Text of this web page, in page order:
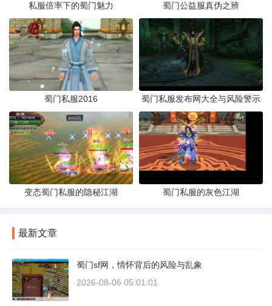
私服倍率下的蜀门魅力 蜀门公益服真伪之辨
蜀门私服2016 蜀门私服发布网大全与风险警示
变态蜀门私服的隐秘江湖 蜀门私服的灰色江湖
最新文章
蜀门sf网，情怀背后的风险与乱象
2026-08-06 05:01:01